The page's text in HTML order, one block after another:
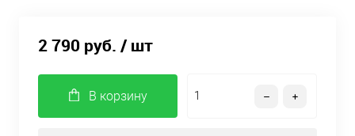
2 790 руб. / шт
В корзину